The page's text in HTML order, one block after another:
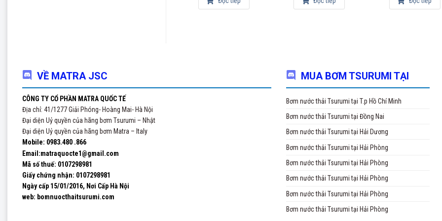
VỀ MATRA JSC
CÔNG TY CỔ PHẦN MATRA QUỐC TẾ
Địa chỉ: 41/1277 Giải Phóng- Hoàng Mai- Hà Nội
Đại diện Uỷ quyền của hãng bơm Tsurumi – Nhật
Đại diện Uỷ quyền của hãng bơm Matra – Italy
Mobile: 0983.480 .866
Email:matraquocte1@gmail.com
Mã số thuế: 0107298981
Giấy chứng nhận: 0107298981
Ngày cấp 15/01/2016, Nơi Cấp Hà Nội
web: bomnuocthaitsurumi.com
MUA BƠM TSURUMI TẠI
Bơm nước thải Tsurumi tại T.p Hồ Chí Minh
Bơm nước thải Tsurumi tại Đồng Nai
Bơm nước thải Tsurumi tại Hải Dương
Bơm nước thải Tsurumi tại Hải Phòng
Bơm nước thải Tsurumi tại Hải Phòng
Bơm nước thải Tsurumi tại Hải Phòng
Bơm nước thải Tsurumi tại Hải Phòng
Bơm nước thải Tsurumi tại Hải Phòng